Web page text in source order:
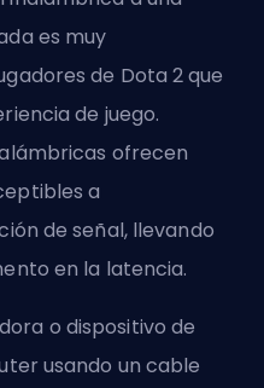
es muy
de Dota 2 que
de juego.
ofrecen
a
de señal, llevando
en la latencia.
o dispositivo de
usando un cable